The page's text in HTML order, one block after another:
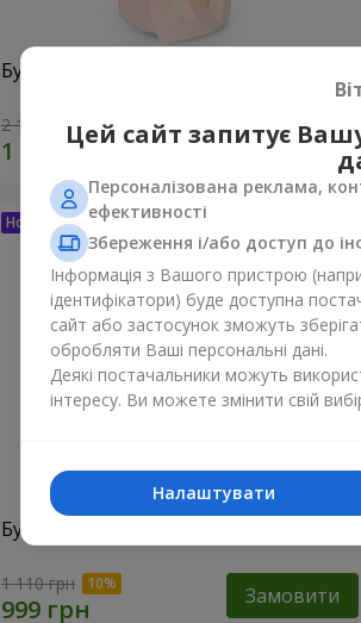
Букет "El Monte"
2 187 грн Замовити
Букет "Біла гортензія"
1 110 грн Замовити
Цей сайт запитує
Персоналізована реклама,
ефективності
Збереження і/або доступ до
Інформація з Вашого пристрою
ідентифікатори) буде доступна
сайт або застосунок зможуть
обробляти Ваші персональні дані.
Деякі постачальники можуть
інтересу. Ви можете змінити свій
Налаштувати